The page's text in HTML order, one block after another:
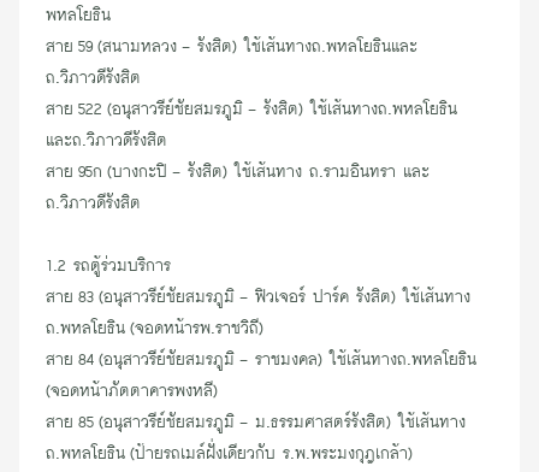
พหลโยธิน
สาย 59 (สนามหลวง - รังสิต) ใช้เส้นทางถ.พหลโยธินและ
ถ.วิภาวดีรังสิต
สาย 522 (อนุสาวรีย์ชัยสมรภูมิ - รังสิต) ใช้เส้นทางถ.พหลโยธิน
และถ.วิภาวดีรังสิต
สาย 95ก (บางกะปิ - รังสิต) ใช้เส้นทาง ถ.รามอินทรา และ
ถ.วิภาวดีรังสิต
1.2 รถตู้ร่วมบริการ
สาย 83 (อนุสาวรีย์ชัยสมรภูมิ - ฟิวเจอร์ ปาร์ค รังสิต) ใช้เส้นทาง
ถ.พหลโยธิน (จอดหน้ารพ.ราชวิถี)
สาย 84 (อนุสาวรีย์ชัยสมรภูมิ - ราชมงคล) ใช้เส้นทางถ.พหลโยธิน
(จอดหน้าภัตตาคารพงหลี)
สาย 85 (อนุสาวรีย์ชัยสมรภูมิ - ม.ธรรมศาสตร์รังสิต) ใช้เส้นทาง
ถ.พหลโยธิน (ป้ายรถเมล์ฝั่งเดียวกับ ร.พ.พระมงกุฎเกล้า)